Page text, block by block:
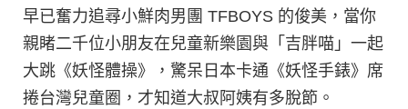
早已奮力追尋小鮮肉男團 TFBOYS 的俊美，當你
親睹二千位小朋友在兒童新樂園與「吉胖喵」一起
大跳《妖怪體操》，驚呆日本卡通《妖怪手錶》席
捲台灣兒童圈，才知道大叔阿姨有多脫節。